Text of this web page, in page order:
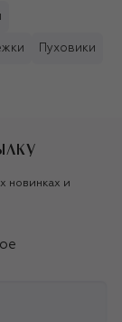
Пуховики
новинках и